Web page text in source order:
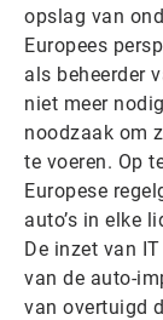
opslag van
Europees
als beheerder
niet meer
noodzaak om
te voeren. Op
Europese
auto’s in elke
De inzet van
van de auto-
van overtuigd